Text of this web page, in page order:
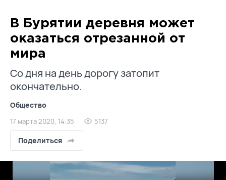
В Бурятии деревня может
оказаться отрезанной от
мира
Со дня на день дорогу затопит
окончательно.
Общество
17 марта 2020, 14:35 5137
Поделиться